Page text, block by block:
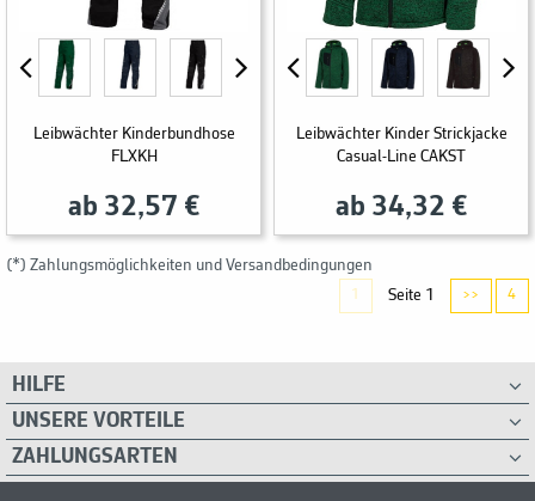
Leibwächter Kinderbundhose
FLXKH
ab 32,57 €
Leibwächter Kinder Strickjacke
Casual-Line CAKST
ab 34,32 €
(*) Zahlungsmöglichkeiten und Versandbedingungen
1 Seite 1 >> 4
HILFE
UNSERE VORTEILE
ZAHLUNGSARTEN